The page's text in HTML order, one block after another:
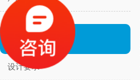
设计
设计要求